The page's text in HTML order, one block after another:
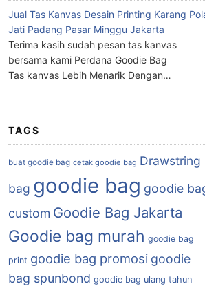
Jual Tas Kanvas Desain Printing Karang
Jati Padang Pasar Minggu Jakarta
Terima kasih sudah pesan tas kanvas
bersama kami Perdana Goodie Bag
Tas kanvas Lebih Menarik Dengan…
TAGS
buat goodie bag cetak goodie bag Drawstring
bag goodie bag goodie
custom Goodie Bag Jakarta
Goodie bag murah goodie bag
print goodie bag promosi goodie
bag spunbond goodie bag ulang tahun